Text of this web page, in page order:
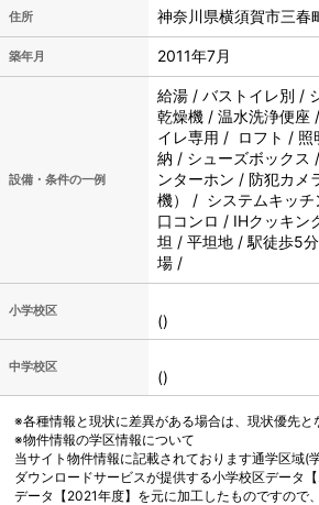
住所 神奈川県横須賀市三春
築年月 2011年7月
設備・条件の一例
給湯 / バストイレ別 /
乾燥機 / 温水洗浄便座
イレ専用 / ロフト /
納 / シューズボックス
ンターホン / 防犯カメ
機） / システムキッ
口コンロ / IHクッキ
坦 / 平坦地 / 駅徒歩5
場 /
小学校区
()
中学校区
()
※各種情報と現状に差異がある場合は、現状優先と
※物件情報の学区情報について
当サイト物件情報に記載されております通学区域(
ダウンロードサービスが提供する小学校区データ
データ【2021年度】を元に加工したものですので